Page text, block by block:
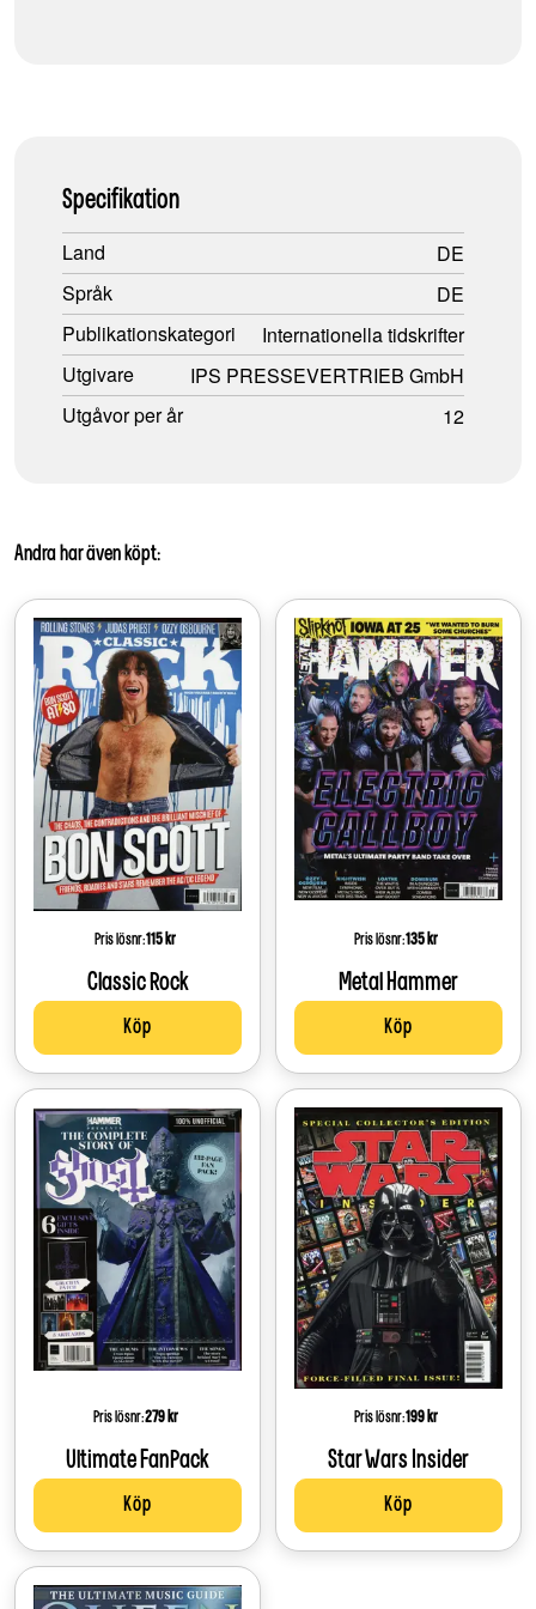
Specifikation
Land
DE
Språk
DE
Publikationskategori
Internationella tidskrifter
Utgivare
IPS PRESSEVERTRIEB GmbH
Utgåvor per år
12
Andra har även köpt:
Pris lösnr:Price:
115 kr
Classic Rock
Köp
Pris lösnr:Price:
135 kr
Metal Hammer
Köp
Pris lösnr:Price:
279 kr
Ultimate FanPack
Köp
Pris lösnr:Price:
199 kr
Star Wars Insider
Köp